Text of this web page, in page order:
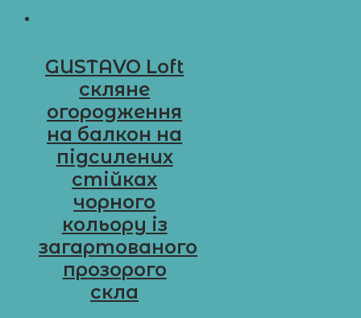
GUSTAVO Loft
скляне
огородження
на балкон на
підсилених
стійках
чорного
кольору із
загартованого
прозорого
скла